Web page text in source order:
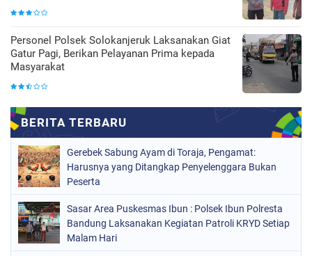
Personel Polsek Solokanjeruk Laksanakan Giat
Gatur Pagi, Berikan Pelayanan Prima kepada
Masyarakat
Gerebek Sabung Ayam di Toraja, Pengamat:
Harusnya yang Ditangkap Penyelenggara Bukan
Peserta
Sasar Area Puskesmas Ibun : Polsek Ibun Polresta
Bandung Laksanakan Kegiatan Patroli KRYD Setiap
Malam Hari